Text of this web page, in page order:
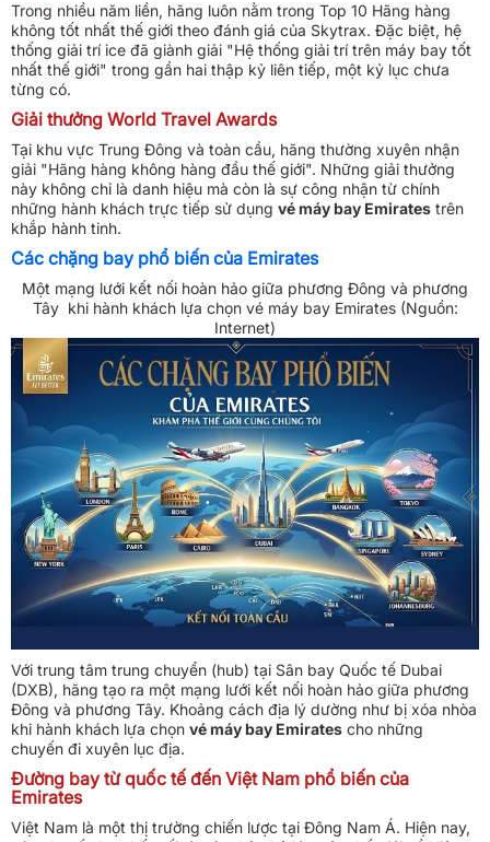
Trong nhiều năm liền, hãng luôn nằm trong Top 10 Hãng hàng
không tốt nhất thế giới theo đánh giá của Skytrax. Đặc biệt, hệ
thống giải trí ice đã giành giải "Hệ thống giải trí trên máy bay tốt
nhất thế giới" trong gần hai thập kỷ liên tiếp, một kỷ lục chưa
từng có.
Giải thưởng World Travel Awards
Tại khu vực Trung Đông và toàn cầu, hãng thường xuyên nhận
giải "Hãng hàng không hàng đầu thế giới". Những giải thưởng
này không chỉ là danh hiệu mà còn là sự công nhận từ chính
những hành khách trực tiếp sử dụng vé máy bay Emirates trên
khắp hành tinh.
Các chặng bay phổ biến của Emirates
Một mạng lưới kết nối hoàn hảo giữa phương Đông và phương
Tây khi hành khách lựa chọn vé máy bay Emirates (Nguồn:
Internet)
Với trung tâm trung chuyển (hub) tại Sân bay Quốc tế Dubai
(DXB), hãng tạo ra một mạng lưới kết nối hoàn hảo giữa phương
Đông và phương Tây. Khoảng cách địa lý dường như bị xóa nhòa
khi hành khách lựa chọn vé máy bay Emirates cho những
chuyến đi xuyên lục địa.
Đường bay từ quốc tế đến Việt Nam phổ biến của
Emirates
Việt Nam là một thị trường chiến lược tại Đông Nam Á. Hiện nay,